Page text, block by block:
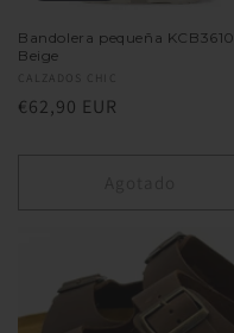
Bandolera pequeña KCB3610
Beige
Proveedor:
CALZADOS CHIC
Precio
€62,90 EUR